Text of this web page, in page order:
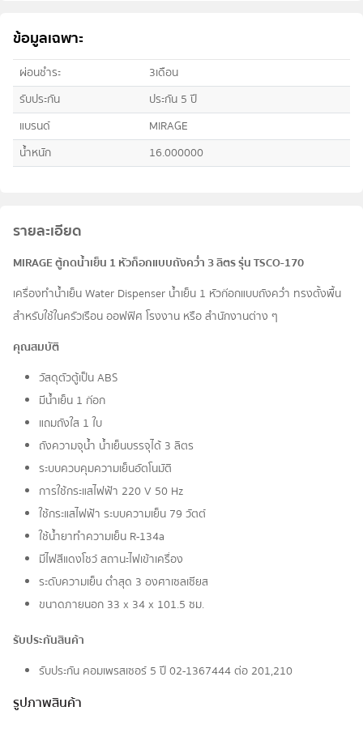
ข้อมูลเฉพาะ
ผ่อนชำระ
3เดือน
รับประกัน
ประกัน 5 ปี
แบรนด์
MIRAGE
น้ำหนัก
16.000000
รายละเอียด
MIRAGE ตู้กดน้ำเย็น 1 หัวก็อกแบบถังคว่ำ 3 ลิตร รุ่น TSCO-170
เครื่องทำน้ำเย็น Water Dispenser น้ำเย็น 1 หัวก๊อกแบบถังคว่ำ ทรงตั้งพื้น
สำหรับใช้ในครัวเรือน ออฟฟิศ โรงงาน หรือ สำนักงานต่าง ๆ
คุณสมบัติ
วัสดุตัวตู้เป็น ABS
มีน้ำเย็น 1 ก๊อก
แถมถังใส 1 ใบ
ถังความจุน้ำ น้ำเย็นบรรจุได้ 3 ลิตร
ระบบควบคุมความเย็นอัตโนมัติ
การใช้กระแสไฟฟ้า 220 V 50 Hz
ใช้กระแสไฟฟ้า ระบบความเย็น 79 วัตต์
ใช้น้ำยาทำความเย็น R-134a
มีไฟสีแดงโชว์ สถานะไฟเข้าเครื่อง
ระดับความเย็น ต่ำสุด 3 องศาเซลเซียส
ขนาดภายนอก 33 x 34 x 101.5 ซม.
รับประกันสินค้า
รับประกัน คอมเพรสเซอร์ 5 ปี 02-1367444 ต่อ 201,210
รูปภาพสินค้า